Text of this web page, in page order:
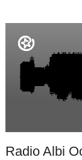
Radio Albi